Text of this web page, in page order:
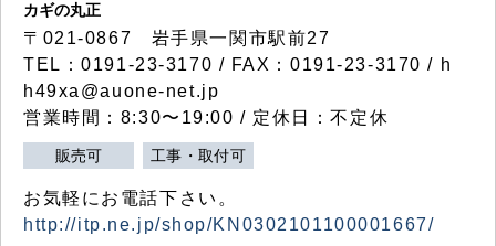
カギの丸正
〒021-0867 岩手県一関市駅前27
TEL：0191-23-3170 / FAX：0191-23-3170 / h
h49xa@auone-net.jp
営業時間：8:30〜19:00 / 定休日：不定休
販売可 工事・取付可
お気軽にお電話下さい。
http://itp.ne.jp/shop/KN0302101100001667/